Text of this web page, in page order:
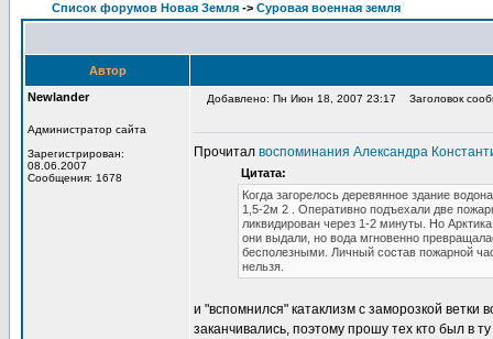
Список форумов Новая Земля -> Суровая военная земля
Автор
Newlander
Администратор сайта
Зарегистрирован:
08.06.2007
Сообщения: 1678
Добавлено: Пн Июн 18, 2007 23:17 Заголовок
Прочитал воспоминания Александра
Цитата:
Когда загорелось деревянное здание
1,5-2м 2 . Оперативно подъехали две
ликвидирован через 1-2 минуты. Но
они выдали, но вода мгновенно
бесполезными. Личный состав пожарной
нельзя.
и "вспомнился" катаклизм с заморозкой
заканчивались, поэтому прошу тех кто был в